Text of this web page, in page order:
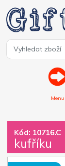
Menu
Kód: 10716.C
kufříku